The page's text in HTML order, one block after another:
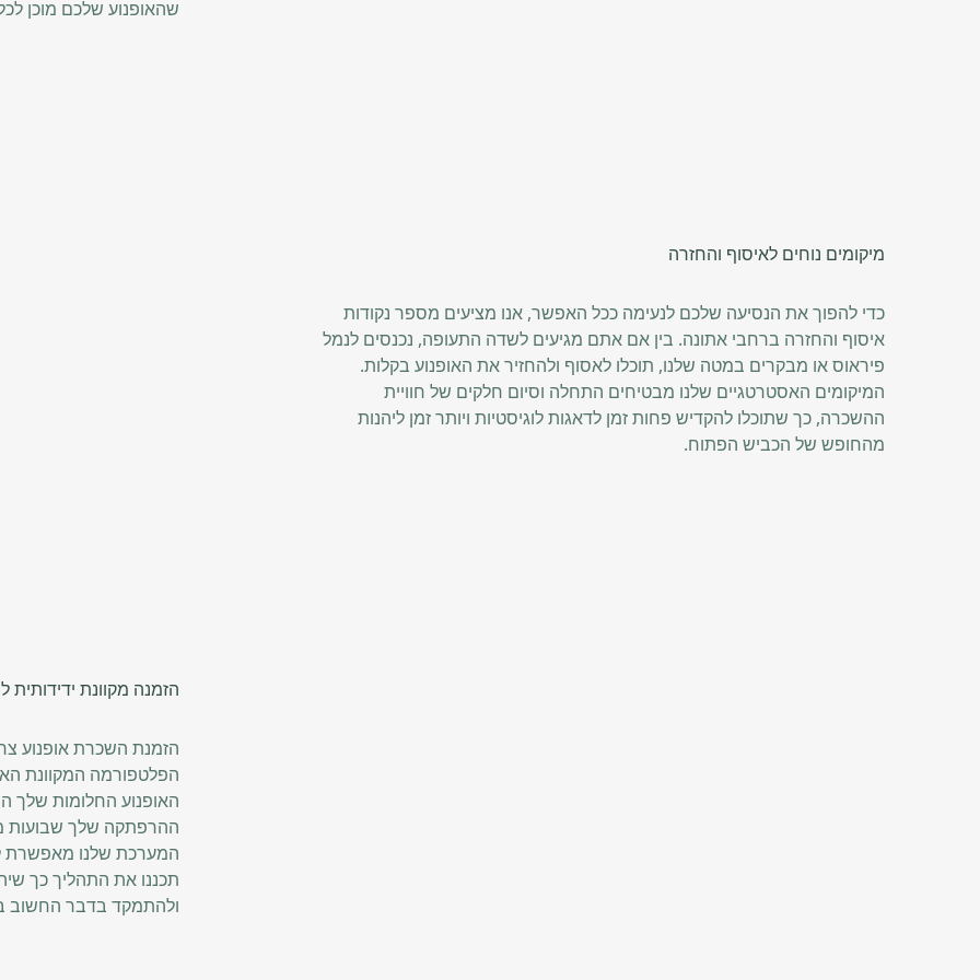
שהאופנוע שלכם מוכן
מיקומים נוחים לאיסוף והחזרה
כדי להפוך את הנסיעה שלכם לנעימה ככל האפשר, אנו מציעים מספר נקודות
איסוף והחזרה ברחבי אתונה. בין אם אתם מגיעים לשדה התעופה, נכנסים לנמל
פיראוס או מבקרים במטה שלנו, תוכלו לאסוף ולהחזיר את האופנוע בקלות.
המיקומים האסטרטגיים שלנו מבטיחים התחלה וסיום חלקים של חוויית
ההשכרה, כך שתוכלו להקדיש פחות זמן לדאגות לוגיסטיות ויותר זמן ליהנות
מהחופש של הכביש הפתוח.
הזמנה מקוונת
הזמנת השכרת אופנוע
הפלטפורמה המקוונת
האופנוע החלומות שלך
ההרפתקה שלך שבועות
המערכת שלנו מאפשרת
תכננו את התהליך כך
ולהתמקד בדבר החשוב